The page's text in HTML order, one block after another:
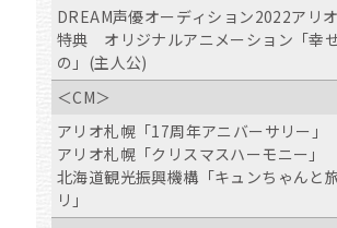
DREAM声優オーディション2022アリ
特典 オリジナルアニメーション「幸
の」(主人公)
＜CM＞
アリオ札幌「17周年アニバーサリー」
アリオ札幌「クリスマスハーモニー」
北海道観光振興機構「キュンちゃんと
リ」